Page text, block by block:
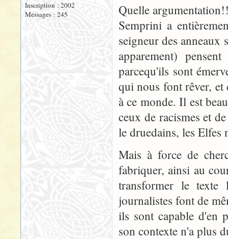
Inscription : 2002
Messages : 245
Quelle
Semprini a
seigneur des anneaux
apparement)
parcequ'ils sont
qui nous font rêver,
à ce monde. Il est
ceux de racismes et
le druedains, les Elfes
Mais à force de
fabriquer, ainsi au
transformer le
journalistes font de
ils sont capable d'en
son contexte n'a plus